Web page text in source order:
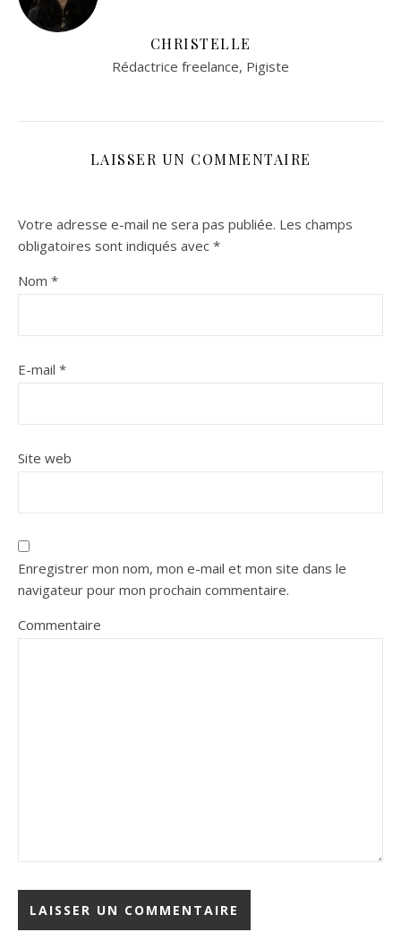
CHRISTELLE
Rédactrice freelance, Pigiste
LAISSER UN COMMENTAIRE
Votre adresse e-mail ne sera pas publiée. Les champs
obligatoires sont indiqués avec *
Nom *
E-mail *
Site web
Enregistrer mon nom, mon e-mail et mon site dans le
navigateur pour mon prochain commentaire.
Commentaire